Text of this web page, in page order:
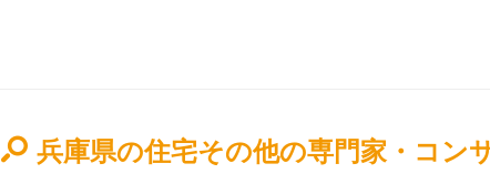
兵庫県の住宅その他の専門家・コン